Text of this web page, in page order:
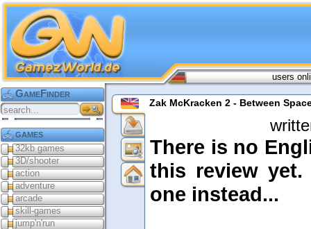
users
GameFinder
games
32kb games
3D/shooter
action
adventure
arcade
skill-games
jump'n'run
Zak McKracken 2 - Between
There is no
this review yet.
one instead...